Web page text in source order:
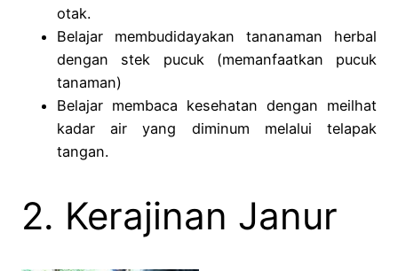
otak.
Belajar membudidayakan tananaman herbal
dengan stek pucuk (memanfaatkan pucuk
tanaman)
Belajar membaca kesehatan dengan meilhat
kadar air yang diminum melalui telapak
tangan.
2. Kerajinan Janur